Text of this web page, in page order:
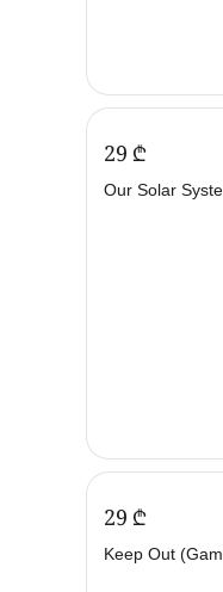
‍29‍ ₾
Our Solar
‍29‍ ₾
Keep Out